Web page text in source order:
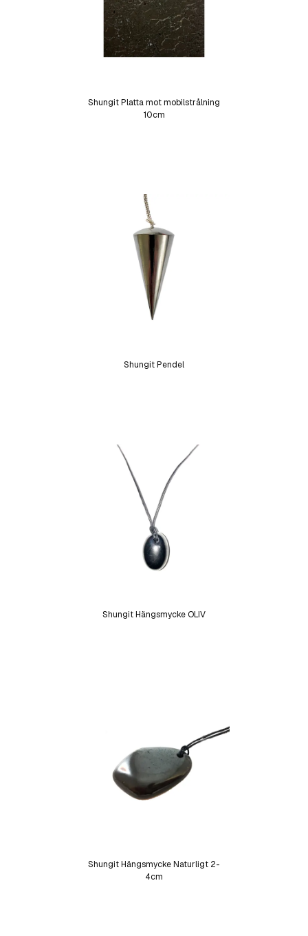
Shungit Platta mot mobilstrålning
10cm
Shungit Pendel
Shungit Hängsmycke OLIV
Shungit Hängsmycke Naturligt 2-
4cm